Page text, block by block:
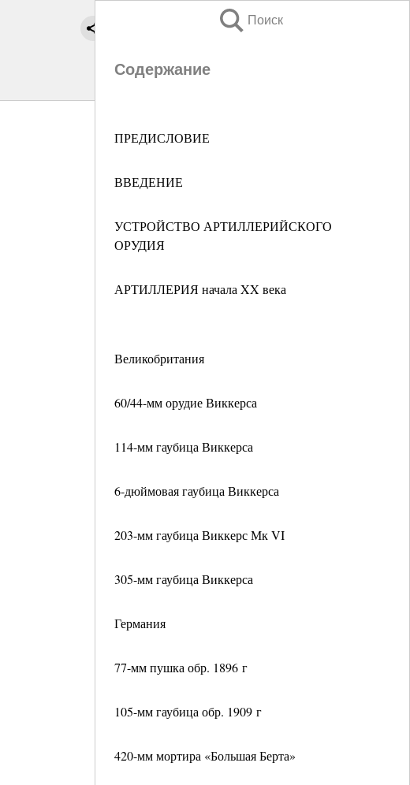
Поиск
Содержание
ПРЕДИСЛОВИЕ
ВВЕДЕНИЕ
УСТРОЙСТВО АРТИЛЛЕРИЙСКОГО
ОРУДИЯ
АРТИЛЛЕРИЯ начала XX века
Великобритания
60/44-мм орудие Виккерса
114-мм гаубица Виккерса
6-дюймовая гаубица Виккерса
203-мм гаубица Виккерс Мк VI
305-мм гаубица Виккерса
Германия
77-мм пушка обр. 1896 г
105-мм гаубица обр. 1909 г
420-мм мортира «Большая Берта»